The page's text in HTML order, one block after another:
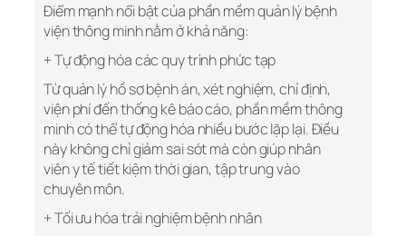
Điểm mạnh nổi bật của phần mềm quản lý bệnh
viện thông minh nằm ở khả năng:
+ Tự động hóa các quy trình phức tạp
Từ quản lý hồ sơ bệnh án, xét nghiệm, chỉ định,
viện phí đến thống kê báo cáo, phần mềm thông
minh có thể tự động hóa nhiều bước lặp lại. Điều
này không chỉ giảm sai sót mà còn giúp nhân
viên y tế tiết kiệm thời gian, tập trung vào
chuyên môn.
+ Tối ưu hóa trải nghiệm bệnh nhân